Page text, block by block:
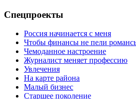
Спецпроекты
Россия начинается с меня
Чтобы финансы не пели
Чемоданное настроение
Журналист меняет профессию
Увлечения
На карте района
Малый бизнес
Старшее поколение